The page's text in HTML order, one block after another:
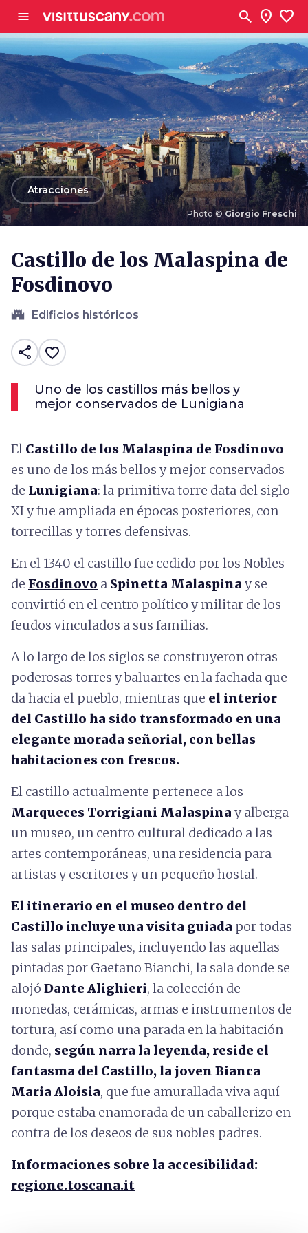
menu search location_on favorite
Photo ©Giorgio Freschi
arrow_backAtracciones
Castillo de los Malaspina de
Fosdinovo
castle Edificios históricos
share favorite_border
Uno de los castillos más bellos y
mejor conservados de Lunigiana
El Castillo de los Malaspina de Fosdinovo
es uno de los más bellos y mejor conservados
de Lunigiana: la primitiva torre data del siglo
XI y fue ampliada en épocas posteriores, con
torrecillas y torres defensivas.
En el 1340 el castillo fue cedido por los Nobles
de Fosdinovo a Spinetta Malaspina y se
convirtió en el centro político y militar de los
feudos vinculados a sus familias.
A lo largo de los siglos se construyeron otras
poderosas torres y baluartes en la fachada que
da hacia el pueblo, mientras que el interior
del Castillo ha sido transformado en una
elegante morada señorial, con bellas
habitaciones con frescos.
El castillo actualmente pertenece a los
Marqueces Torrigiani Malaspina y alberga
un museo, un centro cultural dedicado a las
artes contemporáneas, una residencia para
artistas y escritores y un pequeño hostal.
El itinerario en el museo dentro del
Castillo incluye una visita guiada por todas
las salas principales, incluyendo las aquellas
pintadas por Gaetano Bianchi, la sala donde se
alojó Dante Alighieri, la colección de
monedas, cerámicas, armas e instrumentos de
tortura, así como una parada en la habitación
donde, según narra la leyenda, reside el
fantasma del Castillo, la joven Bianca
Maria Aloisia, que fue amurallada viva aquí
porque estaba enamorada de un caballerizo en
contra de los deseos de sus nobles padres.
Informaciones sobre la accesibilidad:
regione.toscana.it